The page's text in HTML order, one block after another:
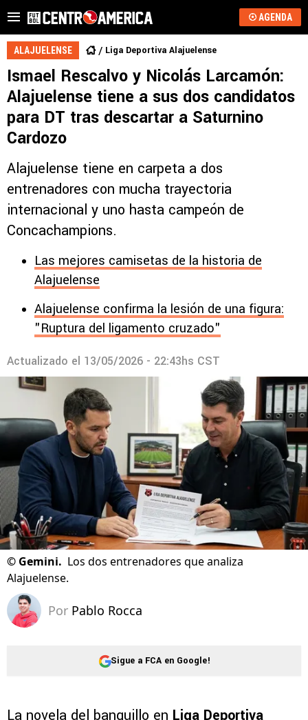
AGENDA
ALAJUELENSE Liga Deportiva Alajuelense
Ismael Rescalvo y Nicolás Larcamón:
Alajuelense tiene a sus dos candidatos
para DT tras descartar a Saturnino
Cardozo
Alajuelense tiene en carpeta a dos
entrenadores con mucha trayectoria
internacional y uno hasta campeón de
Concachampions.
Las mejores camisetas de la historia de
Alajuelense
Alajuelense confirma la lesión de una figura:
"Ruptura del ligamento cruzado"
Actualizado el 13/05/2026 - 22:43hs CST
© Gemini. Los dos entrenadores que analiza
Alajuelense.
Por Pablo Rocca
Sigue a FCA en Google!
La novela del banquillo en Liga Deportiva